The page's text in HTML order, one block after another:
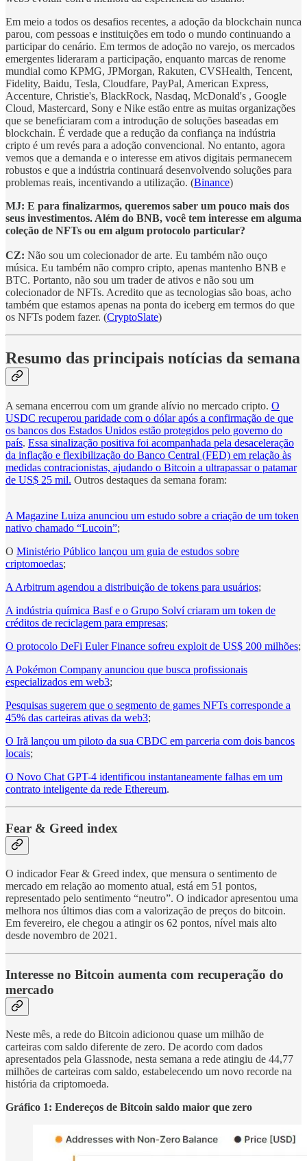
Em meio a todos os desafios recentes, a adoção da blockchain nunca
parou, com pessoas e instituições em todo o mundo continuando a
participar do cenário. Em termos de adoção no varejo, os mercados
emergentes lideraram a participação, enquanto marcas de renome
mundial como KPMG, JPMorgan, Rakuten, CVSHealth, Tencent,
Fidelity, Baidu, Tesla, Cloudfare, PayPal, American Express,
Accenture, Christie's, BlackRock, Nasdaq, McDonald's , Google
Cloud, Mastercard, Sony e Nike estão entre as muitas organizações
que se beneficiaram com a introdução de soluções baseadas em
blockchain. É verdade que a redução da confiança na indústria
cripto é um revés para a adoção convencional. No entanto, agora
vemos que a demanda e o interesse em ativos digitais permanecem
robustos e que a indústria continuará desenvolvendo soluções para
problemas reais, incentivando a utilização. (Binance)
MJ: E para finalizarmos, queremos saber um pouco mais dos
seus investimentos. Além do BNB, você tem interesse em alguma
coleção de NFTs ou em algum protocolo particular?
CZ: Não sou um colecionador de arte. Eu também não ouço
música. Eu também não compro cripto, apenas mantenho BNB e
BTC. Portanto, não sou um trader de ativos e não sou um
colecionador de NFTs. Acredito que as tecnologias são boas, acho
também que estamos apenas na ponta do iceberg em termos do que
os NFTs podem fazer. (CryptoSlate)
Resumo das principais notícias da semana
A semana encerrou com um grande alívio no mercado cripto. O
USDC recuperou paridade com o dólar após a confirmação de que
os bancos dos Estados Unidos estão protegidos pelo governo do
país. Essa sinalização positiva foi acompanhada pela desaceleração
da inflação e flexibilização do Banco Central (FED) em relação às
medidas contracionistas, ajudando o Bitcoin a ultrapassar o patamar
de US$ 25 mil. Outros destaques da semana foram:
A Magazine Luiza anunciou um estudo sobre a criação de um token
nativo chamado “Lucoin”;
O Ministério Público lançou um guia de estudos sobre
criptomoedas;
A Arbitrum agendou a distribuição de tokens para usuários;
A indústria química Basf e o Grupo Solví criaram um token de
créditos de reciclagem para empresas;
O protocolo DeFi Euler Finance sofreu exploit de US$ 200 milhões;
A Pokémon Company anunciou que busca profissionais
especializados em web3;
Pesquisas sugerem que o segmento de games NFTs corresponde a
45% das carteiras ativas da web3;
O Irã lançou um piloto da sua CBDC em parceria com dois bancos
locais;
O Novo Chat GPT-4 identificou instantaneamente falhas em um
contrato inteligente da rede Ethereum.
Fear & Greed index
O indicador Fear & Greed index, que mensura o sentimento de
mercado em relação ao momento atual, está em 51 pontos,
representado pelo sentimento “neutro”. O indicador apresentou uma
melhora nos últimos dias com a valorização de preços do bitcoin.
Em fevereiro, ele chegou a atingir os 62 pontos, nível mais alto
desde novembro de 2021.
Interesse no Bitcoin aumenta com recuperação do
mercado
Neste mês, a rede do Bitcoin adicionou quase um milhão de
carteiras com saldo diferente de zero. De acordo com dados
apresentados pela Glassnode, nesta semana a rede atingiu de 44,77
milhões de carteiras com saldo, estabelecendo um novo recorde na
história da criptomoeda.
Gráfico 1: Endereços de Bitcoin saldo maior que zero